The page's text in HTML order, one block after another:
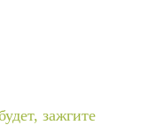
зажгите